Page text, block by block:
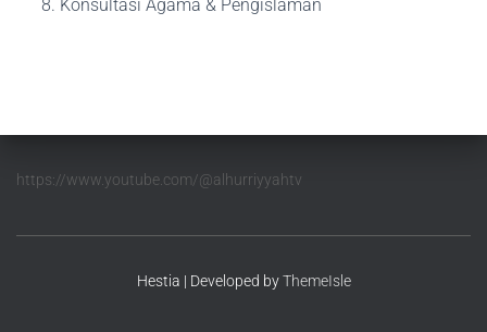
Konsultasi Agama & Pengislaman
https://www.youtube.com/@alhurriyyahtv
Hestia | Developed byThemeIsle